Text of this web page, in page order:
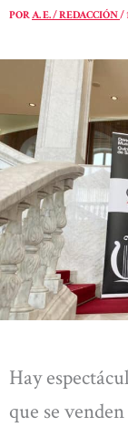
PORA. E. / REDACCIÓN/
Hay
que se